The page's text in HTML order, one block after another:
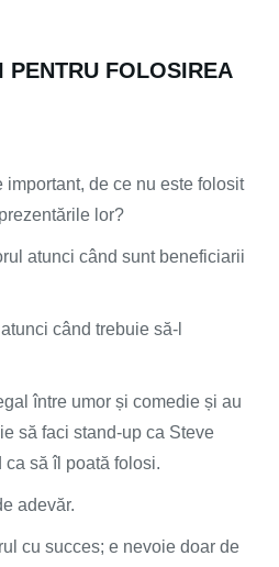
PENTRU FOLOSIREA
important, de ce nu este folosit
lor?
atunci când sunt beneficiarii
când trebuie să-l
între umor și comedie și au
să faci stand-up ca Steve
ca să îl poată folosi.
adevăr.
cu succes; e nevoie doar de